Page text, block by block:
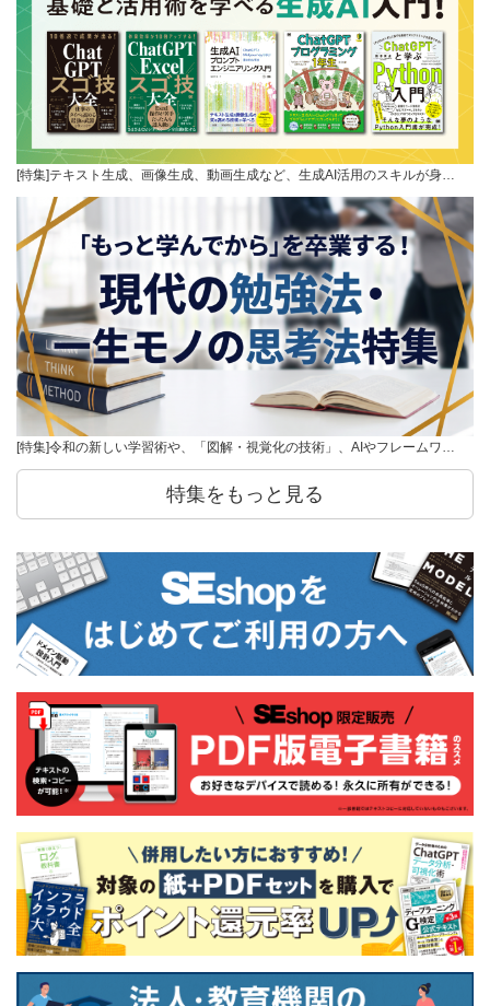
[特集]テキスト生成、画像生成、動画生成など、生成AI活用のスキルが身…
[特集]令和の新しい学習術や、「図解・視覚化の技術」、AIやフレームワ…
特集をもっと見る